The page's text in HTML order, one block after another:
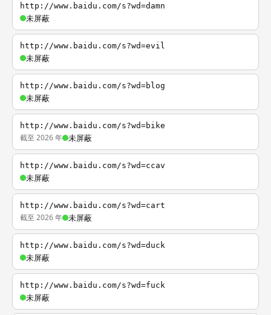
http://www.baidu.com/s?wd=damn
未屏蔽
http://www.baidu.com/s?wd=evil
未屏蔽
http://www.baidu.com/s?wd=blog
未屏蔽
http://www.baidu.com/s?wd=bike
截至 2026 年 未屏蔽
http://www.baidu.com/s?wd=ccav
未屏蔽
http://www.baidu.com/s?wd=cart
截至 2026 年 未屏蔽
http://www.baidu.com/s?wd=duck
未屏蔽
http://www.baidu.com/s?wd=fuck
未屏蔽